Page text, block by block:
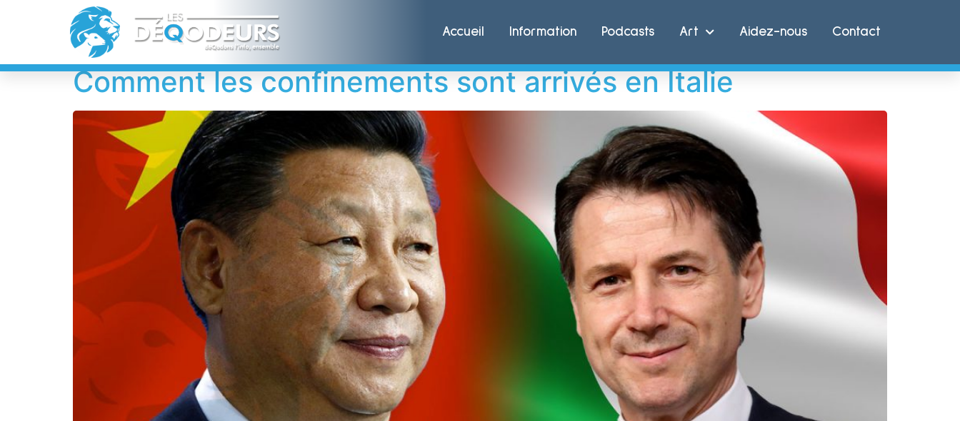
Accueil Information Podcasts Art Aidez-nous Contact
Étiquette :Confinement
Comment les confinements sont arrivés en Italie